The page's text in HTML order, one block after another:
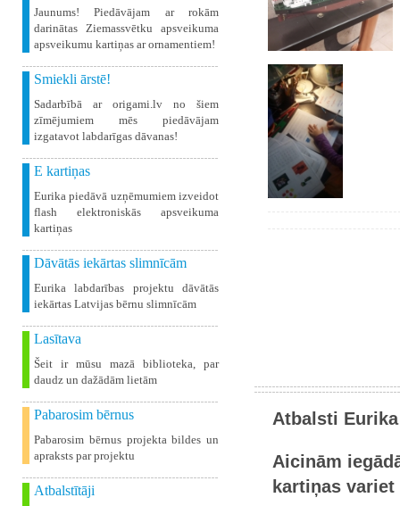
Jaunums! Piedāvājam ar rokām
darinātas Ziemassvētku apsveikuma
apsveikumu kartiņas ar ornamentiem!
Smiekli ārstē!
Sadarbībā ar origami.lv no šiem
zīmējumiem mēs piedāvājam
izgatavot labdarīgas dāvanas!
E kartiņas
Eurika piedāvā uzņēmumiem izveidot
flash elektroniskās apsveikuma
kartiņas
Dāvātās iekārtas slimnīcām
Eurika labdarības projektu dāvātās
iekārtas Latvijas bērnu slimnīcām
Lasītava
Šeit ir mūsu mazā biblioteka, par
daudz un dažādām lietām
Pabarosim bērnus
Pabarosim bērnus projekta bildes un
apraksts par projektu
Atbalstītāji
Atbalsti
Aicinām
kartiņas variet